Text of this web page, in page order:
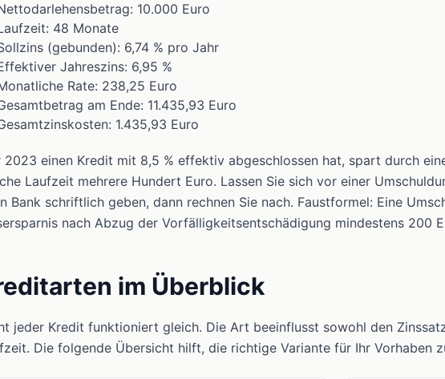
10.000 Euro
48 Monate
(gebunden): 6,74 % pro Jahr
Jahreszins: 6,95 %
Rate: 238,25 Euro
am Ende: 11.435,93 Euro
1.435,93 Euro
2023 einen Kredit mit 8,5 % effektiv abgeschlossen hat, spart durch
Laufzeit mehrere Hundert Euro. Lassen Sie sich vor einer
Bank schriftlich geben, dann rechnen Sie nach. Faustformel: Eine
nach Abzug der Vorfälligkeitsentschädigung mindestens 200
im Überblick
jeder Kredit funktioniert gleich. Die Art beeinflusst sowohl den
Die folgende Übersicht hilft, die richtige Variante für Ihr Vorhaben